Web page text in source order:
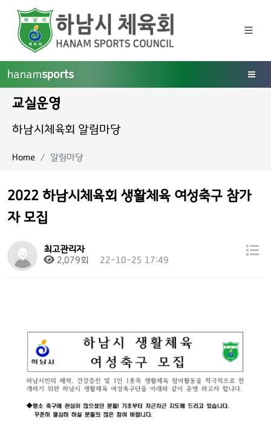
hanamsports
교실운영
하남시체육회 알림마당
Home 알림마당
2022 하남시체육회 생활체육 여성축구 참가
자 모집
최고관리자
2,079회
22-10-25 17:49